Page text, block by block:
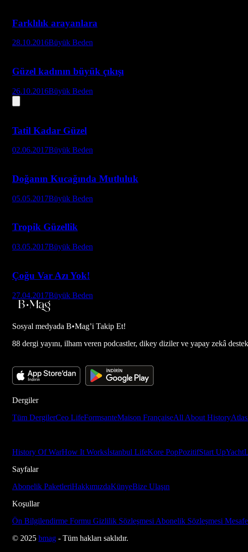
Farklılık arayanlara
28.10.2016Büyük Beden
Güzel kadının büyük çıkışı
26.10.2016Büyük Beden
Tatil Kadar Güzel
02.06.2017Büyük Beden
Doğanın Kucağında Mutluluk
05.05.2017Büyük Beden
Tropik Güzellik
03.05.2017Büyük Beden
Çoğu Var Azı Yok!
27.04.2017Büyük Beden
Sosyal medyada B•Mag’i Takip Et!
88 dergi yayını, ilham veren podcastler, dikey diziler ve yapay zekâ
Dergiler
Tüm DergilerCeo LifeFormsanteMaison FrançaiseAll About HistoryAtlas
History Of WarHow It Worksİstanbul LifeKore PopPozitifStart UpYacht
Sayfalar
Abonelik PaketleriHakkımızdaKünyeBize Ulaşın
Koşullar
Ön Bilgilendirme Formu Gizlilik Sözleşmesi Abonelik Sözleşmesi
© 2025 bmag - Tüm hakları saklıdır.